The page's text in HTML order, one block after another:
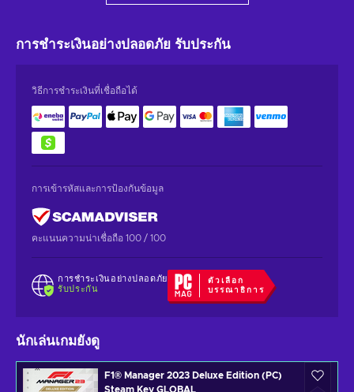
การชำระเงินอย่างปลอดภัย รับประกัน
วิธีการชำระเงินที่เชื่อถือได้
การเข้ารหัสและการป้องกันข้อมูล
คะแนนความน่าเชื่อถือ 100 / 100
การชำระเงินอย่างปลอดภัย
รับประกัน
ตัวเลือก
บรรณาธิการ
นักเล่นเกมยังดู
F1® Manager 2023 Deluxe Edition (PC)
Steam Key GLOBAL